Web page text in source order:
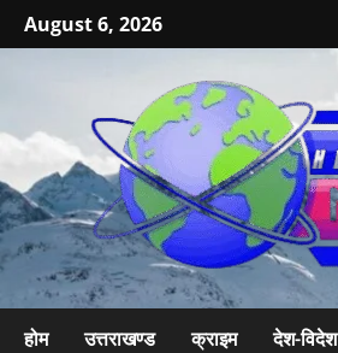
August 6, 2026
होम उत्तराखण्ड क्राइम देश-विदेश